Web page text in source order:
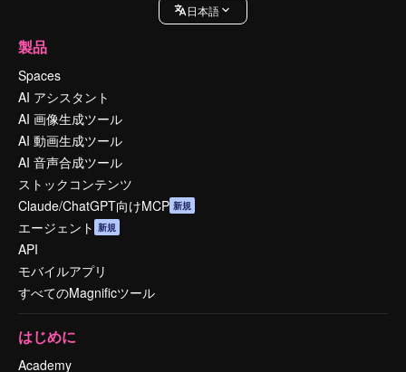
日本語
製品
Spaces
AI アシスタント
AI 画像生成ツール
AI 動画生成ツール
AI 音声合成ツール
ストックコンテンツ
Claude/ChatGPT向けMCP 新規
エージェント 新規
API
モバイルアプリ
すべてのMagnificツール
はじめに
Academy